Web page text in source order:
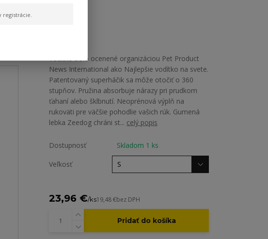
Vodítko bolo ocenené organizáciou Pet Product
News International ako Najlepšie vodítko na svete.
Patentovaný superháčik sa môže otočiť o 360
stupňov. Pružina absorbuje nárazy pri prudkom
ťahaní alebo šklbnutí. Neoprénová výplň na
rukoväti pre väčšie pohodlie vašich rúk. Gumená
lebka Zeedog chráni st... celý popis
Dostupnosť Skladom 1 ks
Veľkosť
23,96 €/ks19,48 €bez DPH
Pridať do košíka
registrácie.